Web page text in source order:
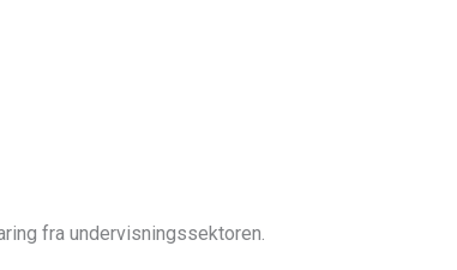
fra undervisningssektoren.